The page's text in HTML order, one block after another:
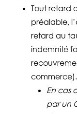
Tout retard
préalable,
retard au
indemnité
commerce).
En cas
par un